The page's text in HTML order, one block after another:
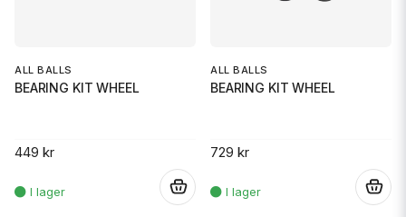
ALL BALLS
BEARING KIT WHEEL
449 kr
ALL BALLS
BEARING KIT WHEEL
729 kr